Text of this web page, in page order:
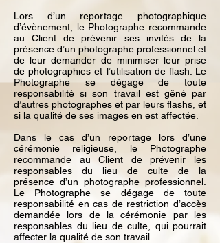
Lors d’un reportage photographique
d’évènement, le Photographe recommande
au Client de prévenir ses invités de la
présence d’un photographe professionnel et
de leur demander de minimiser leur prise
de photographies et l’utilisation de flash. Le
Photographe se dégage de toute
responsabilité si son travail est gêné par
d’autres photographes et par leurs flashs, et
si la qualité de ses images en est affectée.
Dans le cas d’un reportage lors d’une
cérémonie religieuse, le Photographe
recommande au Client de prévenir les
responsables du lieu de culte de la
présence d’un photographe professionnel.
Le Photographe se dégage de toute
responsabilité en cas de restriction d’accès
demandée lors de la cérémonie par les
responsables du lieu de culte, qui pourrait
affecter la qualité de son travail.